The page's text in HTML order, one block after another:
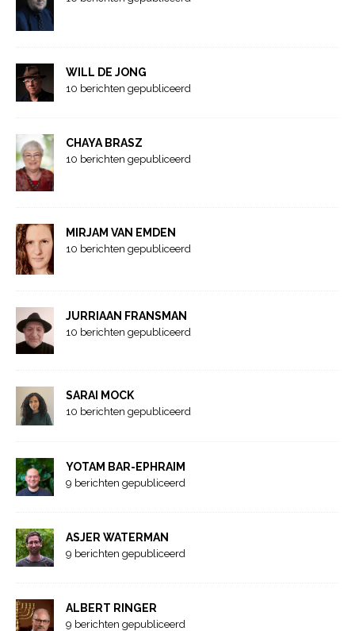
WILL DE JONG
10 berichten gepubliceerd
CHAYA BRASZ
10 berichten gepubliceerd
MIRJAM VAN EMDEN
10 berichten gepubliceerd
JURRIAAN FRANSMAN
10 berichten gepubliceerd
SARAI MOCK
10 berichten gepubliceerd
YOTAM BAR-EPHRAIM
9 berichten gepubliceerd
ASJER WATERMAN
9 berichten gepubliceerd
ALBERT RINGER
9 berichten gepubliceerd